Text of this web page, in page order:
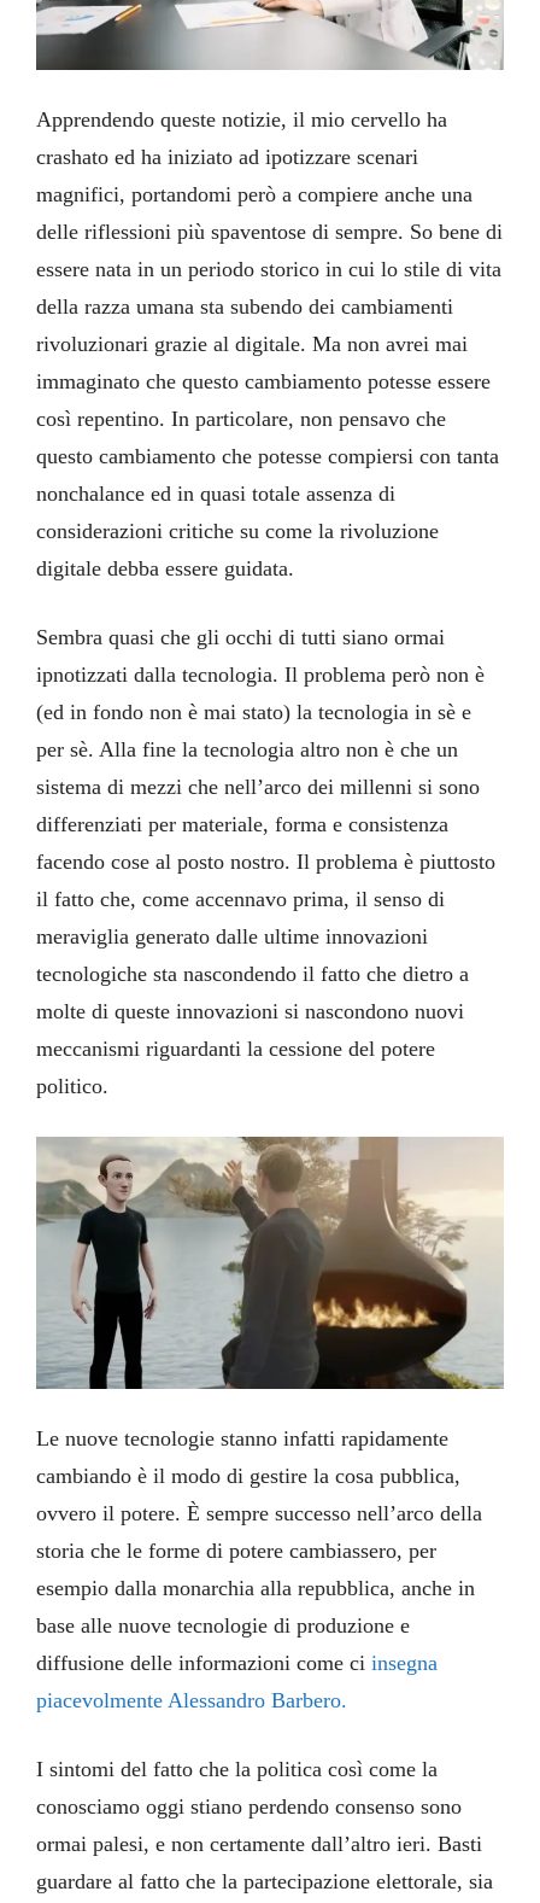
Apprendendo queste notizie, il mio cervello ha
crashato ed ha iniziato ad ipotizzare scenari
magnifici, portandomi però a compiere anche una
delle riflessioni più spaventose di sempre. So bene di
essere nata in un periodo storico in cui lo stile di vita
della razza umana sta subendo dei cambiamenti
rivoluzionari grazie al digitale. Ma non avrei mai
immaginato che questo cambiamento potesse essere
così repentino. In particolare, non pensavo che
questo cambiamento che potesse compiersi con tanta
nonchalance ed in quasi totale assenza di
considerazioni critiche su come la rivoluzione
digitale debba essere guidata.
Sembra quasi che gli occhi di tutti siano ormai
ipnotizzati dalla tecnologia. Il problema però non è
(ed in fondo non è mai stato) la tecnologia in sè e
per sè. Alla fine la tecnologia altro non è che un
sistema di mezzi che nell’arco dei millenni si sono
differenziati per materiale, forma e consistenza
facendo cose al posto nostro. Il problema è piuttosto
il fatto che, come accennavo prima, il senso di
meraviglia generato dalle ultime innovazioni
tecnologiche sta nascondendo il fatto che dietro a
molte di queste innovazioni si nascondono nuovi
meccanismi riguardanti la cessione del potere
politico.
Le nuove tecnologie stanno infatti rapidamente
cambiando è il modo di gestire la cosa pubblica,
ovvero il potere. È sempre successo nell’arco della
storia che le forme di potere cambiassero, per
esempio dalla monarchia alla repubblica, anche in
base alle nuove tecnologie di produzione e
diffusione delle informazioni come ciinsegna
piacevolmente Alessandro Barbero.
I sintomi del fatto che la politica così come la
conosciamo oggi stiano perdendo consenso sono
ormai palesi, e non certamente dall’altro ieri. Basti
guardare al fatto che la partecipazione elettorale, sia